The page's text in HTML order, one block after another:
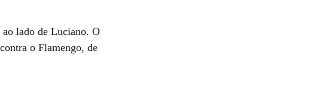
lado de Luciano. O
o Flamengo, de